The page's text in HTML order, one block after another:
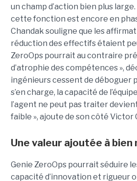
un champ d’action bien plus
cette fonction est encore en
Chandak souligne que les
réduction des effectifs étaient
ZeroOps pourrait au contraire
d’atrophie des compétences »,
ingénieurs cessent de déboguer
s’en charge, la capacité de
l’agent ne peut pas traiter
faible », ajoute de son côté Victor
Une valeur ajoutée à bien
Genie ZeroOps pourrait séduire
capacité d’innovation et rigueur